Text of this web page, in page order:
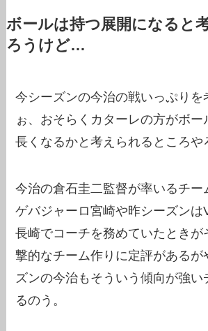
ボールは持つ展開になると
ろうけど…
今シーズンの今治の戦いっぷりを
ぉ、おそらくカターレの方がボ
長くなるかと考えられるところや
今治の倉石圭二監督が率いるチー
ゲバジャーロ宮崎や昨シーズンは
長崎でコーチを務めていたときが
撃的なチーム作りに定評があるが
ズンの今治もそういう傾向が強い
るのう。